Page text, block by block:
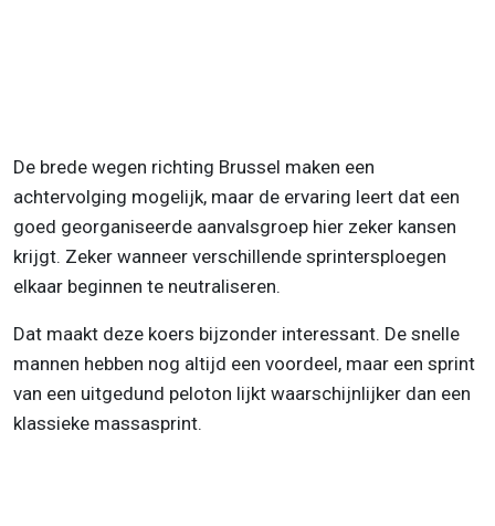
De brede wegen richting Brussel maken een
achtervolging mogelijk, maar de ervaring leert dat een
goed georganiseerde aanvalsgroep hier zeker kansen
krijgt. Zeker wanneer verschillende sprintersploegen
elkaar beginnen te neutraliseren.
Dat maakt deze koers bijzonder interessant. De snelle
mannen hebben nog altijd een voordeel, maar een sprint
van een uitgedund peloton lijkt waarschijnlijker dan een
klassieke massasprint.